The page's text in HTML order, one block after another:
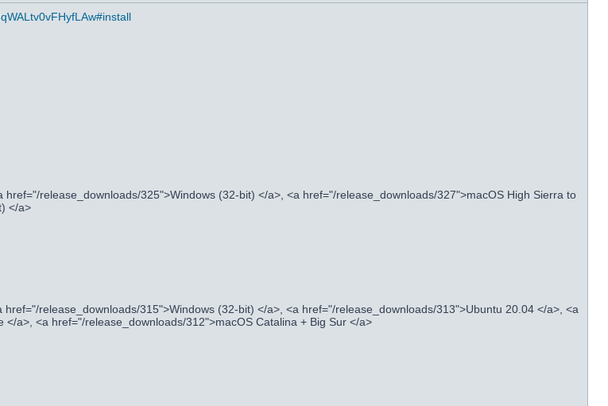
release_downloads/325">Windows (32-bit) </a>, <a href="/release_downloads/327">macOS High Sierra to
</a>
release_downloads/315">Windows (32-bit) </a>, <a href="/release_downloads/313">Ubuntu 20.04 </a>, <a
a>, <a href="/release_downloads/312">macOS Catalina + Big Sur </a>